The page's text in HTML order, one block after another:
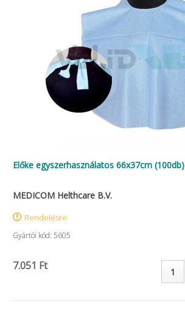
Előke egyszerhasználatos 66x37cm (100db)
MEDICOM Helthcare B.V.
Rendelésre
Gyártói kód: 5605
7.051 Ft